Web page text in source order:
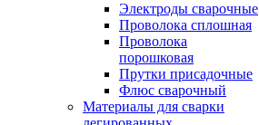
Электроды сварочные
Проволока сплошная
Проволока
порошковая
Прутки присадочные
Флюс сварочный
Материалы для сварки